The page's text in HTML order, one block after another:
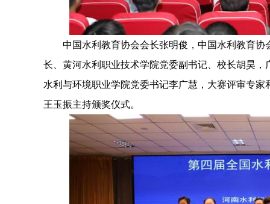
中国水利教育协会会长张明俊，中国水利教育协
长、黄河水利职业技术学院党委副书记、校长胡昊
水利与环境职业学院党委书记李广慧，大赛评审专
王玉振主持颁奖仪式。